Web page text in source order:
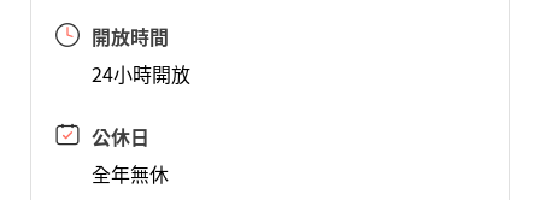
開放時間
24小時開放
公休日
全年無休